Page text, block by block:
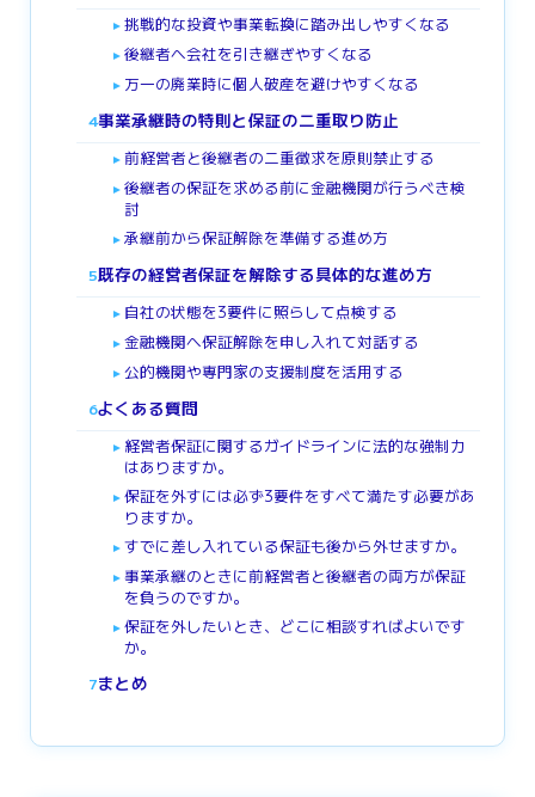
► 挑戦的な投資や事業転換に踏み出しやすくなる
► 後継者へ会社を引き継ぎやすくなる
► 万一の廃業時に個人破産を避けやすくなる
4事業承継時の特則と保証の二重取り防止
► 前経営者と後継者の二重徴求を原則禁止する
► 後継者の保証を求める前に金融機関が行うべき検
討
► 承継前から保証解除を準備する進め方
5既存の経営者保証を解除する具体的な進め方
► 自社の状態を3要件に照らして点検する
► 金融機関へ保証解除を申し入れて対話する
► 公的機関や専門家の支援制度を活用する
6よくある質問
► 経営者保証に関するガイドラインに法的な強制力
はありますか。
► 保証を外すには必ず3要件をすべて満たす必要があ
りますか。
► すでに差し入れている保証も後から外せますか。
► 事業承継のときに前経営者と後継者の両方が保証
を負うのですか。
► 保証を外したいとき、どこに相談すればよいです
か。
7まとめ